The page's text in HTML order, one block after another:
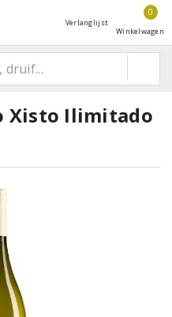
Verlanglijst
0
Winkelwagen
Xisto Ilimitado